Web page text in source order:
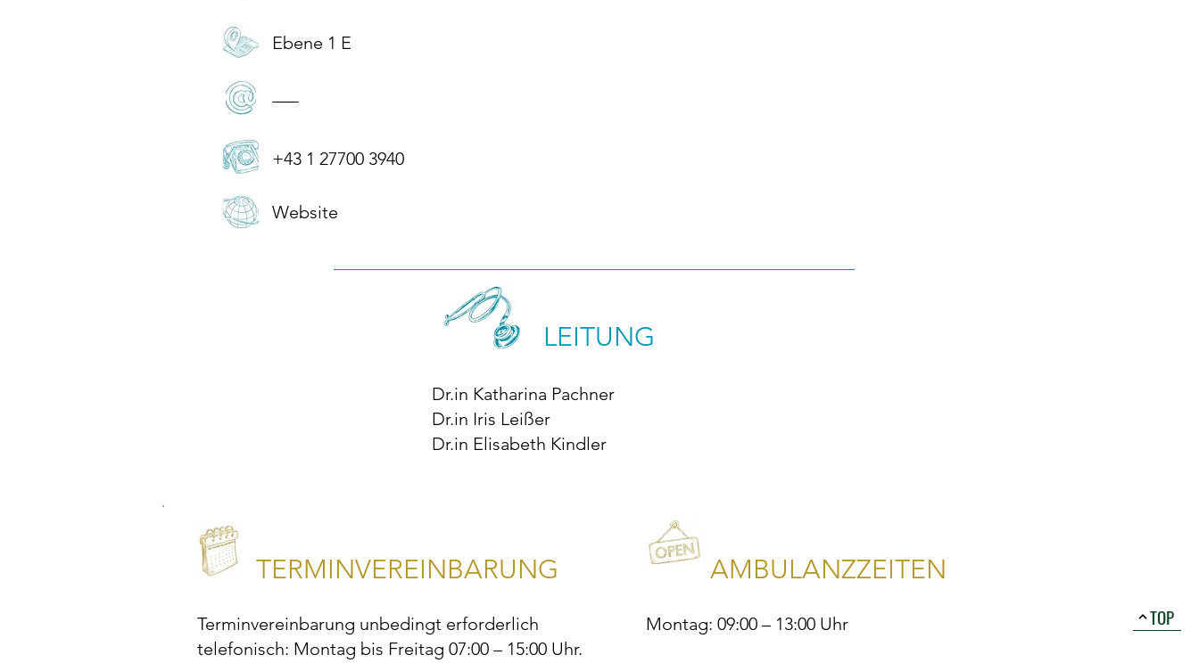
TOP
Ebene 1 E
–––
+43 1 27700 3940
Website
LEITUNG
Dr.in Katharina Pachner
Dr.in Iris Leißer
Dr.in Elisabeth Kindler
TERMINVEREINBARUNG
Terminvereinbarung unbedingt erforderlich
telefonisch: Montag bis Freitag 07:00 – 15:00 Uhr.
AMBULANZZEITEN
Montag: 09:00 – 13:00 Uhr